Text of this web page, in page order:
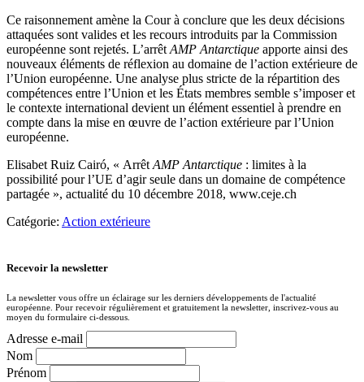
Ce raisonnement amène la Cour à conclure que les deux décisions
attaquées sont valides et les recours introduits par la Commission
européenne sont rejetés. L’arrêt AMP Antarctique apporte ainsi des
nouveaux éléments de réflexion au domaine de l’action extérieure de
l’Union européenne. Une analyse plus stricte de la répartition des
compétences entre l’Union et les États membres semble s’imposer et
le contexte international devient un élément essentiel à prendre en
compte dans la mise en œuvre de l’action extérieure par l’Union
européenne.
Elisabet Ruiz Cairó, « Arrêt AMP Antarctique : limites à la
possibilité pour l’UE d’agir seule dans un domaine de compétence
partagée », actualité du 10 décembre 2018, www.ceje.ch
Catégorie: Action extérieure
Recevoir la newsletter
La newsletter vous offre un éclairage sur les derniers développements de l'actualité
européenne. Pour recevoir régulièrement et gratuitement la newsletter, inscrivez-vous au
moyen du formulaire ci-dessous.
Adresse e-mail
Nom
Prénom